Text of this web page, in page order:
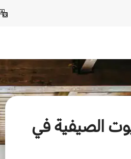
الصيفية في